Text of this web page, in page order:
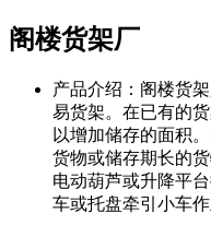
阁楼货架厂
产品介绍： 阁楼货
易货架。在已有的
以增加储存的面积
货物或储存期长的
电动葫芦或升降平
车或托盘牵引小车作